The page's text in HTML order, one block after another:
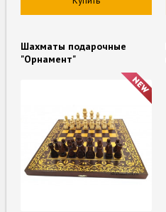
Шахматы подарочные
"Орнамент"